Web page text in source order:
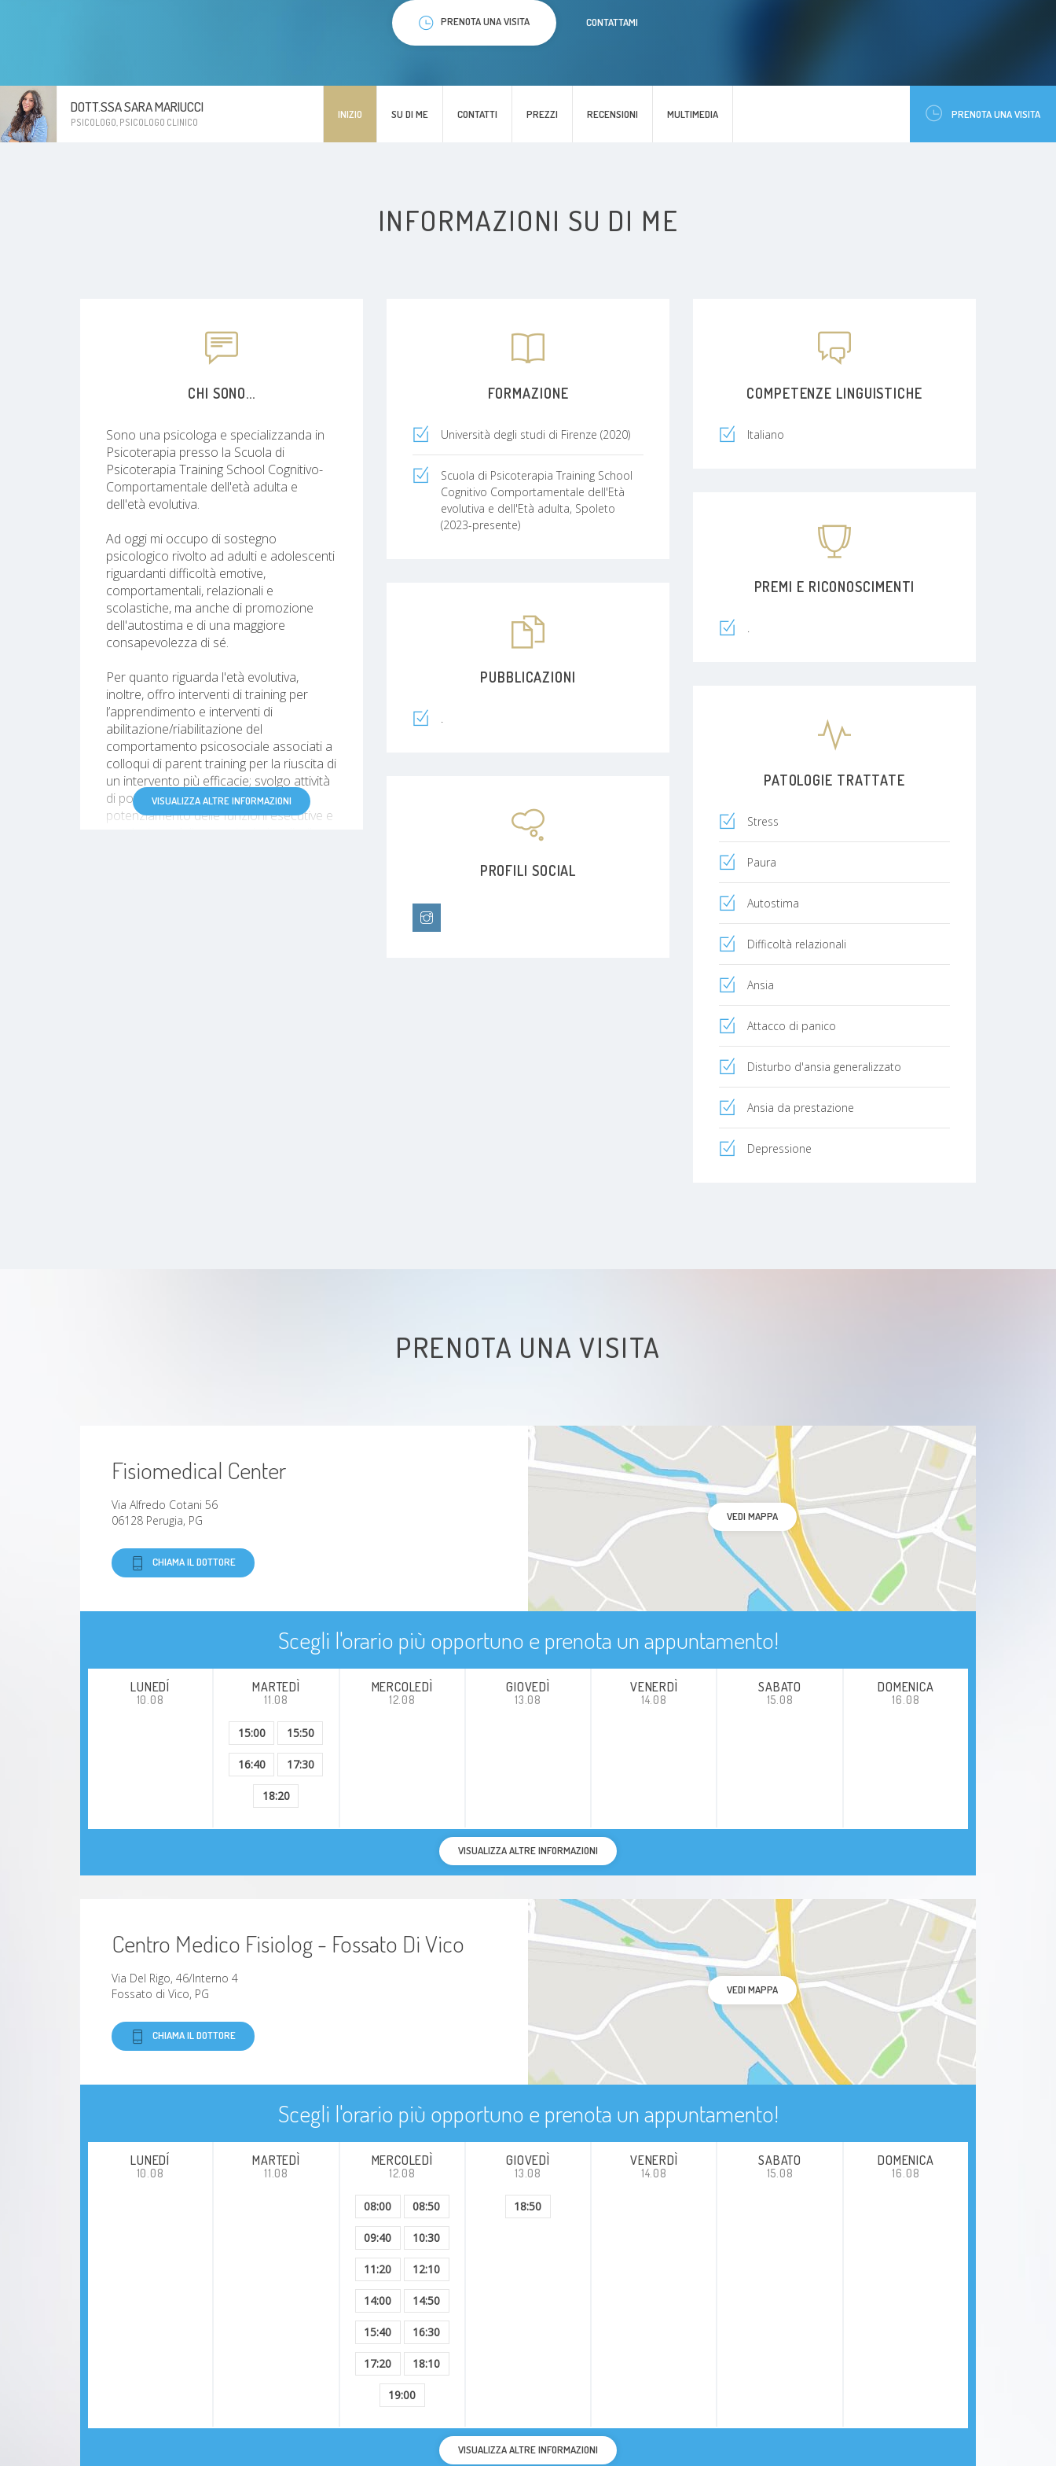
DOTT.SSA SARA MARIUCCI
PSICOLOGO, PSICOLOGO CLINICO
INIZIO SU DI ME CONTATTI PREZZI RECENSIONI MULTIMEDIA PRENOTA UNA VISITA
PRENOTA UNA VISITA CONTATTAMI
INFORMAZIONI SU DI ME
CHI SONO...
Sono una psicologa e specializzanda in
Psicoterapia presso la Scuola di
Psicoterapia Training School Cognitivo-
Comportamentale dell'età adulta e
dell'età evolutiva.
Ad oggi mi occupo di sostegno
psicologico rivolto ad adulti e adolescenti
riguardanti difficoltà emotive,
comportamentali, relazionali e
scolastiche, ma anche di promozione
dell'autostima e di una maggiore
consapevolezza di sé.
Per quanto riguarda l'età evolutiva,
inoltre, offro interventi di training per
l’apprendimento e interventi di
abilitazione/riabilitazione del
comportamento psicosociale associati a
colloqui di parent training per la riuscita di
un intervento più efficacie; svolgo attività
di potenziamento cognitivo,
potenziamento delle funzioni esecutive e
VISUALIZZA ALTRE INFORMAZIONI
FORMAZIONE
Università degli studi di Firenze (2020)
Scuola di Psicoterapia Training School
Cognitivo Comportamentale dell'Età
evolutiva e dell'Età adulta, Spoleto
(2023-presente)
COMPETENZE LINGUISTICHE
Italiano
PREMI E RICONOSCIMENTI
.
PUBBLICAZIONI
.
PATOLOGIE TRATTATE
Stress
Paura
Autostima
Difficoltà relazionali
Ansia
Attacco di panico
Disturbo d'ansia generalizzato
Ansia da prestazione
Depressione
PROFILI SOCIAL
PRENOTA UNA VISITA
Fisiomedical Center
Via Alfredo Cotani 56
06128 Perugia, PG
CHIAMA IL DOTTORE
VEDI MAPPA
Scegli l'orario più opportuno e prenota un appuntamento!
LUNEDÍ
10.08
MARTEDÌ
11.08
15:00 15:50
16:40 17:30
18:20
MERCOLEDÌ
12.08
GIOVEDÌ
13.08
VENERDÌ
14.08
SABATO
15.08
DOMENICA
16.08
VISUALIZZA ALTRE INFORMAZIONI
Centro Medico Fisiolog - Fossato Di Vico
Via Del Rigo, 46/Interno 4
Fossato di Vico, PG
CHIAMA IL DOTTORE
VEDI MAPPA
Scegli l'orario più opportuno e prenota un appuntamento!
LUNEDÍ
10.08
MARTEDÌ
11.08
MERCOLEDÌ
12.08
08:00 08:50
09:40 10:30
11:20 12:10
14:00 14:50
15:40 16:30
17:20 18:10
19:00
GIOVEDÌ
13.08
18:50
VENERDÌ
14.08
SABATO
15.08
DOMENICA
16.08
VISUALIZZA ALTRE INFORMAZIONI